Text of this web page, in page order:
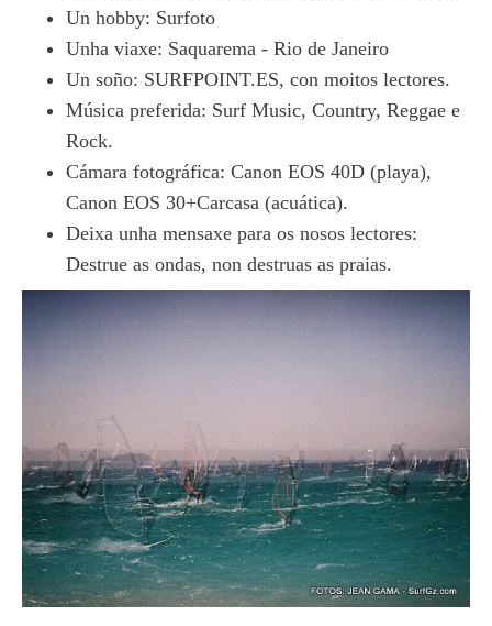
Un hobby: Surfoto
Unha viaxe: Saquarema - Rio de Janeiro
Un soño: SURFPOINT.ES, con moitos lectores.
Música preferida: Surf Music, Country, Reggae e
Rock.
Cámara fotográfica: Canon EOS 40D (playa),
Canon EOS 30+Carcasa (acuática).
Deixa unha mensaxe para os nosos lectores:
Destrue as ondas, non destruas as praias.